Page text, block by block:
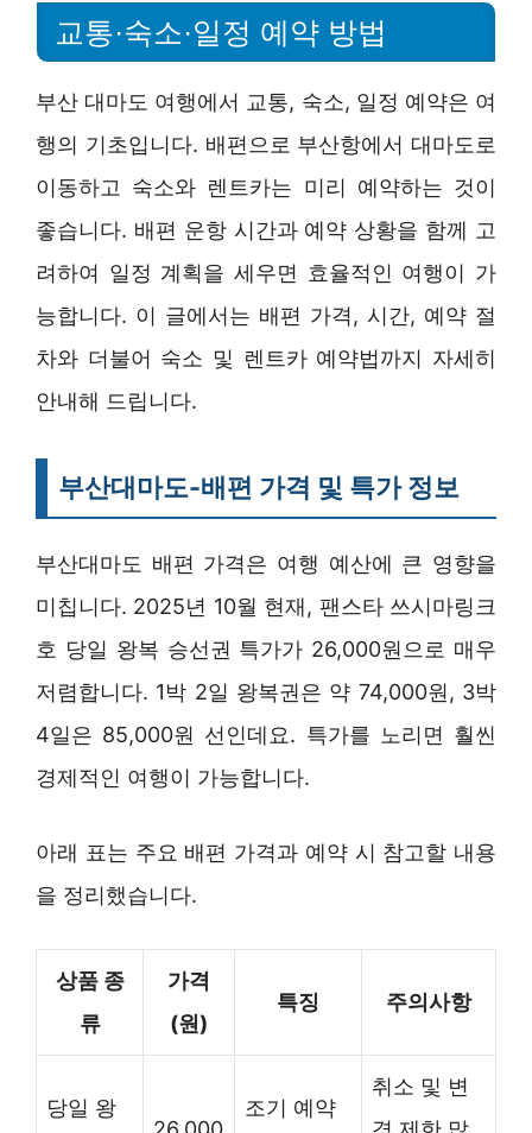
교통·숙소·일정 예약 방법
부산 대마도 여행에서 교통, 숙소, 일정 예약은 여
행의 기초입니다. 배편으로 부산항에서 대마도로
이동하고 숙소와 렌트카는 미리 예약하는 것이
좋습니다. 배편 운항 시간과 예약 상황을 함께 고
려하여 일정 계획을 세우면 효율적인 여행이 가
능합니다. 이 글에서는 배편 가격, 시간, 예약 절
차와 더불어 숙소 및 렌트카 예약법까지 자세히
안내해 드립니다.
부산대마도-배편 가격 및 특가 정보
부산대마도 배편 가격은 여행 예산에 큰 영향을
미칩니다. 2025년 10월 현재, 팬스타 쓰시마링크
호 당일 왕복 승선권 특가가 26,000원으로 매우
저렴합니다. 1박 2일 왕복권은 약 74,000원, 3박
4일은 85,000원 선인데요. 특가를 노리면 훨씬
경제적인 여행이 가능합니다.
아래 표는 주요 배편 가격과 예약 시 참고할 내용
을 정리했습니다.
상품 종
류
가격
(원)
특징 주의사항
당일 왕
조기 예약
취소 및 변